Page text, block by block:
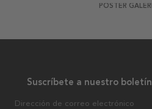
Suscríbete a nuestro boletín
Dirección de correo electrónico